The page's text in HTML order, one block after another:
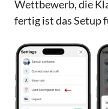
Wettbewerb, die
fertig ist das Setup